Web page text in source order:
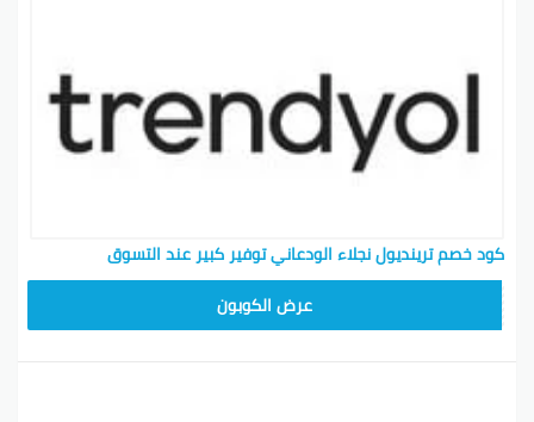
كود خصم ترينديول نجلاء الودعاني توفير كبير عند التسوق
عرض الكوبون